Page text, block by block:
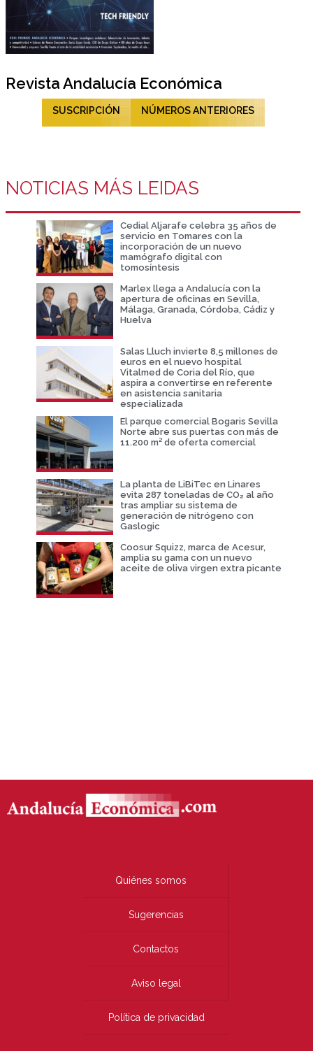
Revista Andalucía Económica
SUSCRIPCIÓN NÚMEROS ANTERIORES
NOTICIAS MÁS LEIDAS
Cedial Aljarafe celebra 35 años de
servicio en Tomares con la
incorporación de un nuevo
mamógrafo digital con
tomosíntesis
Marlex llega a Andalucía con la
apertura de oficinas en Sevilla,
Málaga, Granada, Córdoba, Cádiz y
Huelva
Salas Lluch invierte 8,5 millones de
euros en el nuevo hospital
Vitalmed de Coria del Río, que
aspira a convertirse en referente
en asistencia sanitaria
especializada
El parque comercial Bogaris Sevilla
Norte abre sus puertas con más de
11.200 m² de oferta comercial
La planta de LiBiTec en Linares
evita 287 toneladas de CO₂ al año
tras ampliar su sistema de
generación de nitrógeno con
Gaslogic
Coosur Squizz, marca de Acesur,
amplia su gama con un nuevo
aceite de oliva virgen extra picante
Quiénes somos
Sugerencias
Contactos
Aviso legal
Política de privacidad